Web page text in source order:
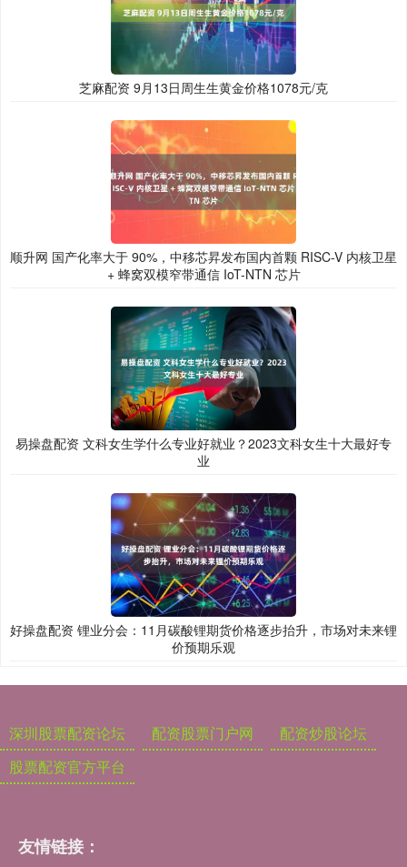
芝麻配资 9月13日周生生黄金价格1078元/克
顺升网 国产化率大于 90%，中移芯昇发布国内首颗 RISC-V 内核卫星
+ 蜂窝双模窄带通信 IoT-NTN 芯片
易操盘配资 文科女生学什么专业好就业？2023文科女生十大最好专
业
好操盘配资 锂业分会：11月碳酸锂期货价格逐步抬升，市场对未来锂
价预期乐观
深圳股票配资论坛 配资股票门户网
配资炒股论坛
股票配资官方平台
友情链接：